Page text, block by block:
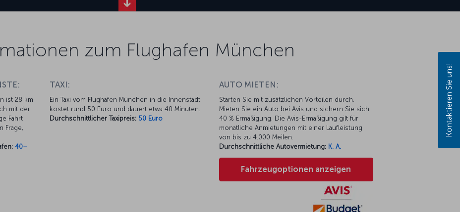
zum Flughafen München
ist 28 km
mit der
Fahrt
Frage,
40–
TAXI:
Ein Taxi vom Flughafen München in die Innenstadt
kostet rund 50 Euro und dauert etwa 40 Minuten.
Durchschnittlicher Taxipreis: 50 Euro
AUTO MIETEN:
Starten Sie mit zusätzlichen Vorteilen durch.
Mieten Sie ein Auto bei Avis und sichern Sie sich
40 % Ermäßigung. Die Avis-Ermäßigung gilt für
monatliche Anmietungen mit einer Laufleistung
von bis zu 4.000 Meilen.
Durchschnittliche Autovermietung: K. A.
Fahrzeugoptionen anzeigen
Kontaktieren Sie uns!